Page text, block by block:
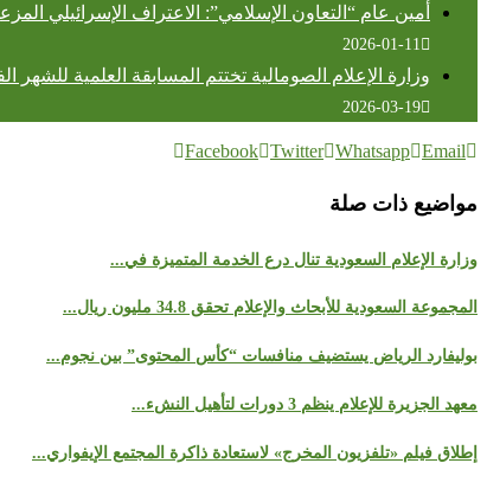
أمين عام “التعاون الإسلامي”: الاعتراف الإسرائيلي
2026-01-11
وزارة الإعلام الصومالية تختتم المسابقة العلمية للشهر
2026-03-19
Facebook Twitter Whatsapp Email
مواضيع ذات صلة
وزارة الإعلام السعودية تنال درع الخدمة المتميزة في...
المجموعة السعودية للأبحاث والإعلام تحقق 34.8 مليون ريال...
بوليفارد الرياض يستضيف منافسات “كأس المحتوى” بين نجوم...
معهد الجزيرة للإعلام ينظم 3 دورات لتأهيل النشء...
إطلاق فيلم «تلفزيون المخرج» لاستعادة ذاكرة المجتمع الإيفواري...